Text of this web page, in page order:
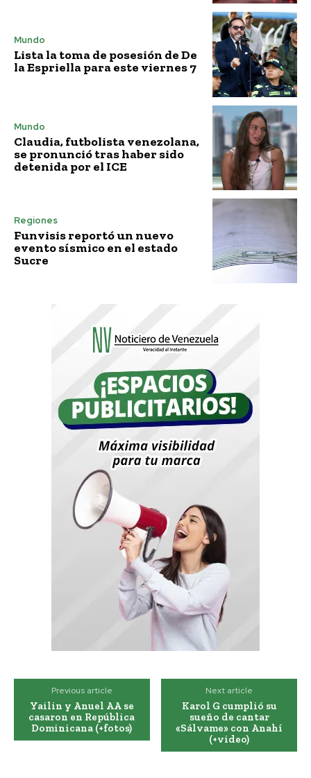
Mundo
Lista la toma de posesión de De
la Espriella para este viernes 7
Mundo
Claudia, futbolista venezolana,
se pronunció tras haber sido
detenida por el ICE
Regiones
Funvisis reportó un nuevo
evento sísmico en el estado
Sucre
Previous article
Yailin y Anuel AA se
casaron en República
Dominicana (+fotos)
Next article
Karol G cumplió su
sueño de cantar
«Sálvame» con Anahí
(+video)